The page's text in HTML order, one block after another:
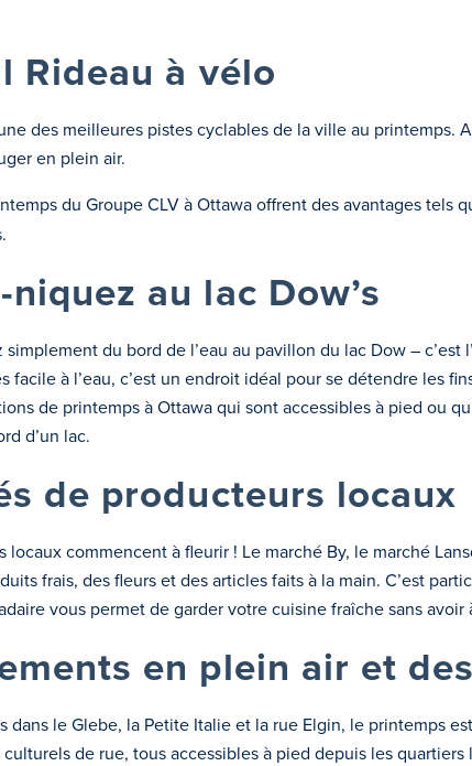
Rideau à vélo
des meilleures pistes cyclables de la ville au printemps.
en plein air.
du Groupe CLV à Ottawa offrent des avantages tels
au lac Dow’s
du bord de l’eau au pavillon du lac Dow – c’est
facile à l’eau, c’est un endroit idéal pour se détendre les
de printemps à Ottawa qui sont accessibles à pied ou
d’un lac.
de producteurs locaux
commencent à fleurir ! Le marché By, le marché
frais, des fleurs et des articles faits à la main. C’est
vous permet de garder votre cuisine fraîche sans avoir
en plein air et
dans le Glebe, la Petite Italie et la rue Elgin, le printemps
de rue, tous accessibles à pied depuis les